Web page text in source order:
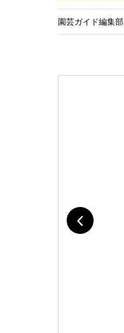
園芸ガイド編集部